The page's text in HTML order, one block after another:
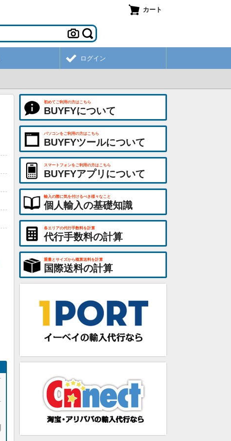
カート
ログイン
初めてご利用の方はこちら
BUYFYについて
パソコンをご利用の方はこちら
BUYFYツールについて
スマートフォンをご利用の方はこちら
BUYFYアプリについて
輸入の際に気を付けるべき様々なこと
個人輸入の基礎知識
各エリアの代行手数料を計算
代行手数料の計算
重量とサイズから概算送料を計算
国際送料の計算